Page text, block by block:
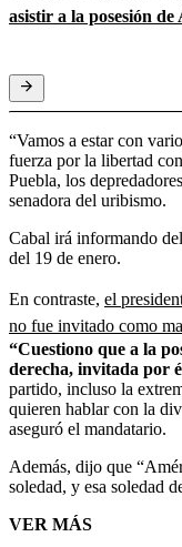
asistir a la posesión
“Vamos a estar con
fuerza por la libertad
Puebla, los
senadora del uribismo.
Cabal irá informando
del 19 de enero.
En contraste, el
no fue invitado como
“Cuestiono que a la
derecha, invitada por
partido, incluso la
quieren hablar con la
aseguró el mandatario.
Además, dijo que
soledad, y esa soledad
VER MÁS